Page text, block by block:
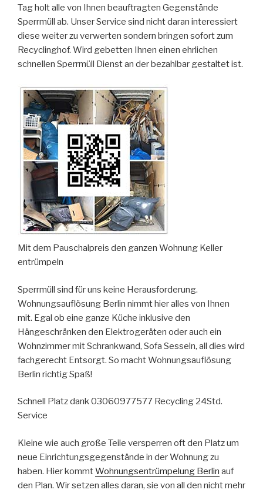
Tag holt alle von Ihnen beauftragten Gegenstände
Sperrmüll ab. Unser Service sind nicht daran interessiert
diese weiter zu verwerten sondern bringen sofort zum
Recyclinghof. Wird gebetten Ihnen einen ehrlichen
schnellen Sperrmüll Dienst an der bezahlbar gestaltet ist.
Mit dem Pauschalpreis den ganzen Wohnung Keller
entrümpeln
Sperrmüll sind für uns keine Herausforderung.
Wohnungsauflösung Berlin nimmt hier alles von Ihnen
mit. Egal ob eine ganze Küche inklusive den
Hängeschränken den Elektrogeräten oder auch ein
Wohnzimmer mit Schrankwand, Sofa Sesseln, all dies wird
fachgerecht Entsorgt. So macht Wohnungsauflösung
Berlin richtig Spaß!
Schnell Platz dank 03060977577 Recycling 24Std.
Service
Kleine wie auch große Teile versperren oft den Platz um
neue Einrichtungsgegenstände in der Wohnung zu
haben. Hier kommtWohnungsentrümpelung Berlin auf
den Plan. Wir setzen alles daran, sie von all den nicht mehr